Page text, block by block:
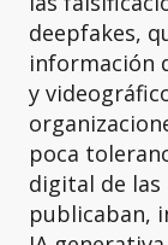
deepfakes,
información
y
poca
digital de las
publicaban,